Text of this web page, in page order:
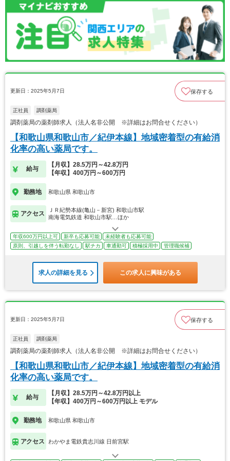
更新日：2025年5月7日 保存する
正社員 調剤薬局
調剤薬局の薬剤師求人（法人名非公開 ※詳細はお問合せください）
【和歌山県和歌山市／紀伊本線】地域密着型の有給消
化率の高い薬局です。
給与
【月収】28.5万円～42.8万円
【年収】400万円～600万円
勤務地 和歌山県 和歌山市
アクセス
ＪＲ紀勢本線(亀山－新宮) 和歌山市駅
南海電気鉄道 和歌山市駅…ほか
年収600万円以上可 新卒も応募可能
未経験者も応募可能
原則、引越しを伴う転勤なし
駅チカ 車通勤可 積極採用中 管理職候補
求人の詳細を見る この求人に興味がある
更新日：2025年5月7日 保存する
正社員 調剤薬局
調剤薬局の薬剤師求人（法人名非公開 ※詳細はお問合せください）
【和歌山県和歌山市／紀伊本線】地域密着型の有給消
化率の高い薬局です。
給与
【月収】28.5万円～42.8万円以上
【年収】400万円～600万円以上 モデル
勤務地 和歌山県 和歌山市
アクセス わかやま電鉄貴志川線 日前宮駅